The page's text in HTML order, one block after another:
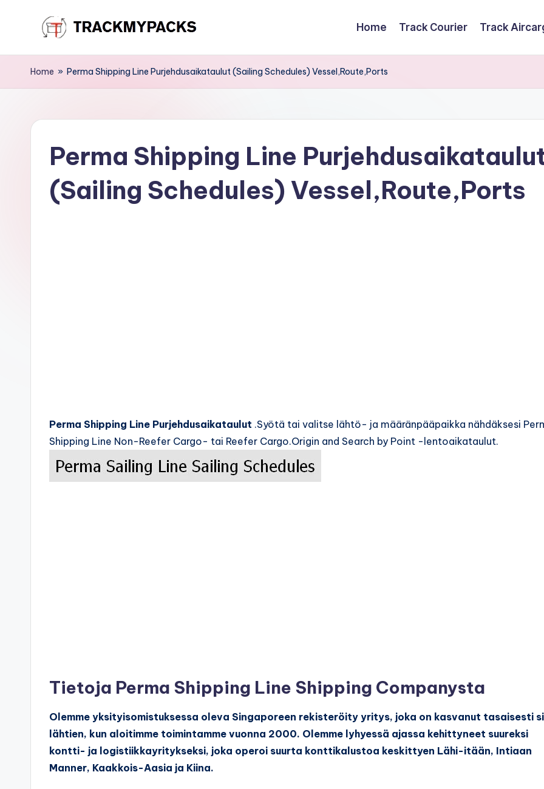
content
T
r
c
M
Home Track Courier Track
Home » Perma Shipping Line Purjehdusaikataulut (Sailing Schedules) Vessel,Route,Ports
Perma Shipping Line
(Sailing Schedules) Vessel,Route,Ports
Perma Shipping Line Purjehdusaikataulut .Syötä tai valitse lähtö- ja määränpääpaikka nähdäksesi
Shipping Line Non-Reefer Cargo- tai Reefer Cargo.Origin and Search by Point -lentoaikataulut.
Tietoja Perma Shipping Line Shipping Companysta
Olemme yksityisomistuksessa oleva Singaporeen rekisteröity yritys, joka on kasvanut tasaisesti
lähtien, kun aloitimme toimintamme vuonna 2000. Olemme lyhyessä ajassa kehittyneet suureksi
kontti- ja logistiikkayritykseksi, joka operoi suurta konttikalustoa keskittyen Lähi-itään, Intiaan
Manner, Kaakkois-Aasia ja Kiina.